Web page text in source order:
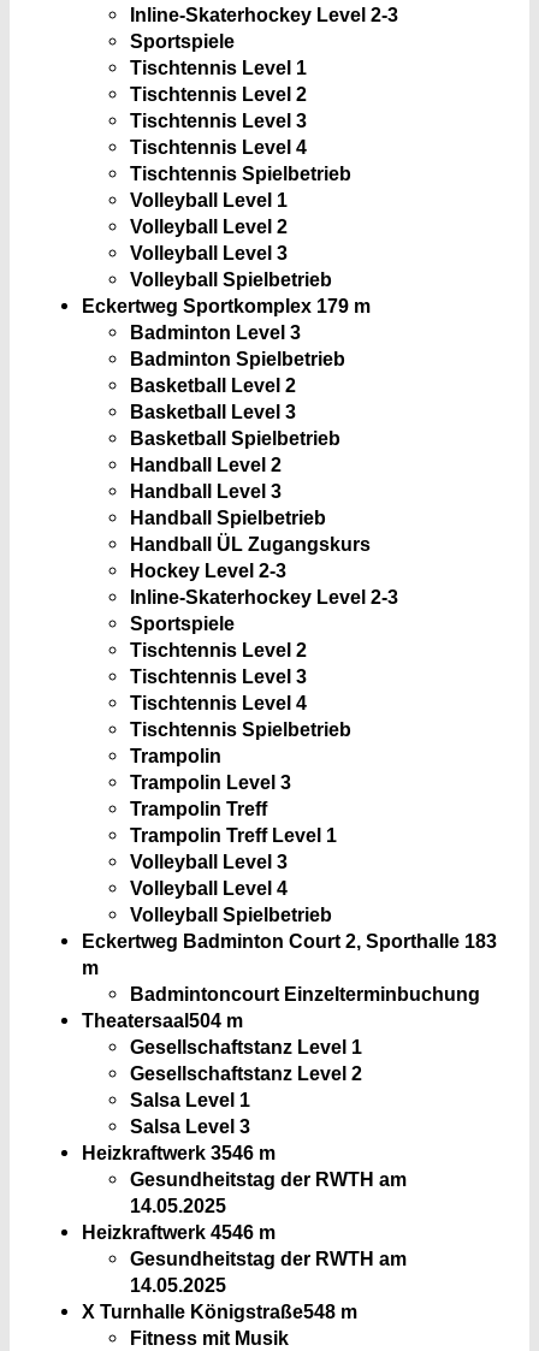
Inline-Skaterhockey Level 2-3
Sportspiele
Tischtennis Level 1
Tischtennis Level 2
Tischtennis Level 3
Tischtennis Level 4
Tischtennis Spielbetrieb
Volleyball Level 1
Volleyball Level 2
Volleyball Level 3
Volleyball Spielbetrieb
Eckertweg Sportkomplex 179 m
Badminton Level 3
Badminton Spielbetrieb
Basketball Level 2
Basketball Level 3
Basketball Spielbetrieb
Handball Level 2
Handball Level 3
Handball Spielbetrieb
Handball ÜL Zugangskurs
Hockey Level 2-3
Inline-Skaterhockey Level 2-3
Sportspiele
Tischtennis Level 2
Tischtennis Level 3
Tischtennis Level 4
Tischtennis Spielbetrieb
Trampolin
Trampolin Level 3
Trampolin Treff
Trampolin Treff Level 1
Volleyball Level 3
Volleyball Level 4
Volleyball Spielbetrieb
Eckertweg Badminton Court 2, Sporthalle 183
m
Badmintoncourt Einzelterminbuchung
Theatersaal504 m
Gesellschaftstanz Level 1
Gesellschaftstanz Level 2
Salsa Level 1
Salsa Level 3
Heizkraftwerk 3546 m
Gesundheitstag der RWTH am
14.05.2025
Heizkraftwerk 4546 m
Gesundheitstag der RWTH am
14.05.2025
X Turnhalle Königstraße548 m
Fitness mit Musik